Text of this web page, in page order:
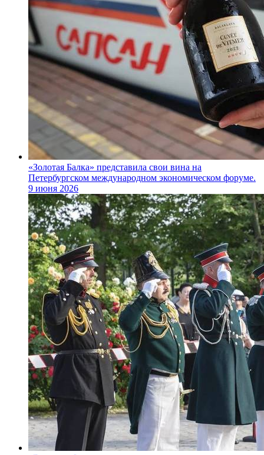
«Золотая Балка» представила свои вина на
Петербургском международном экономическом форуме.
9 июня 2026